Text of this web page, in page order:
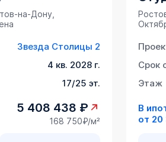
на-Дону,
Звезда Столицы 2
4 кв. 2028 г.
17/25 эт.
5 408 438 ₽
168 750₽/м²
Срок
Этаж
В
от 20